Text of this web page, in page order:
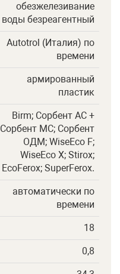
обезжелезивание
воды безреагентный
Autotrol (Италия) по
времени
армированный
пластик
Birm; Сорбент АC +
Сорбент МС; Сорбент
ОДМ; WiseEco F;
WiseEco X; Stirox;
EcoFerox; SuperFerox.
автоматически по
времени
18
0,8